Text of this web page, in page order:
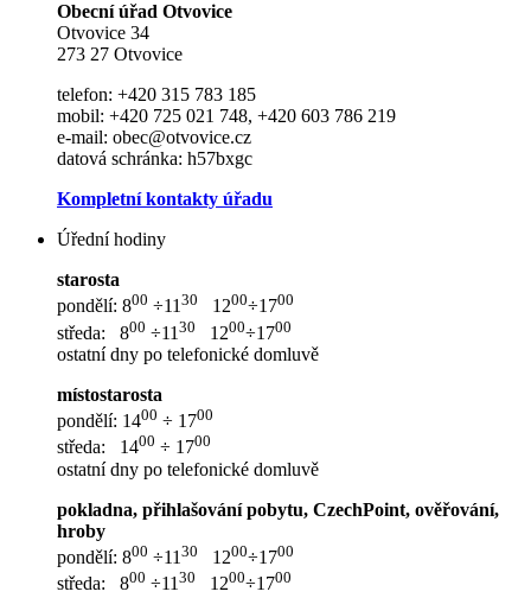
Obecní úřad Otvovice
Otvovice 34
273 27 Otvovice
telefon: +420 315 783 185
mobil: +420 725 021 748, +420 603 786 219
e-mail: obec@otvovice.cz
datová schránka: h57bxgc
Kompletní kontakty úřadu
Úřední hodiny
starosta
pondělí: 800 ÷1130 1200÷1700
středa: 800 ÷11 30 1200÷1700
ostatní dny po telefonické domluvě
místostarosta
pondělí: 1400 ÷ 1700
středa: 1400 ÷ 1700
ostatní dny po telefonické domluvě
pokladna, přihlašování pobytu, CzechPoint, ověřování,
hroby
pondělí: 800 ÷11 30 1200÷1700
středa: 800 ÷11 30 1200÷1700